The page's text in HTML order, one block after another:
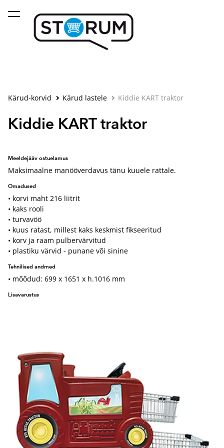
lisati ostukorvi. Vaata ostukorvi
Kärud-korvid Kärud lastele Kiddie KART traktor
Kiddie KART traktor
Meeldejääv ostuelamus
Maksimaalne manööverdavus tänu kuuele rattale.
Omadused
• korvi maht 216 liitrit
• kaks rooli
• turvavöö
• kuus ratast, millest kaks keskmist fikseeritud
• korv ja raam pulbervärvitud
• plastiku värvid - punane või sinine
Tehnilised andmed
• mõõdud: 699 x 1651 x h.1016 mm
Lisavarustus